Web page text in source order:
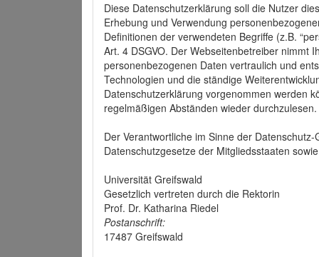
Diese Datenschutzerklärung soll die Nutzer
Erhebung und Verwendung
Definitionen der verwendeten Begriffe (z.B.
Art. 4 DSGVO. Der Webseitenbetreiber nimmt
personenbezogenen Daten vertraulich und
Technologien und die ständige
Datenschutzerklärung vorgenommen werden
regelmäßigen Abständen wieder durchzulesen.
Der Verantwortliche im Sinne der
Datenschutzgesetze der Mitgliedsstaaten
Universität Greifswald
Gesetzlich vertreten durch die Rektorin
Prof. Dr. Katharina Riedel
Postanschrift:
17487 Greifswald